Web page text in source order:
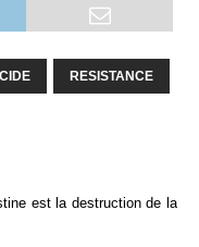
RESISTANCE
est la destruction de la